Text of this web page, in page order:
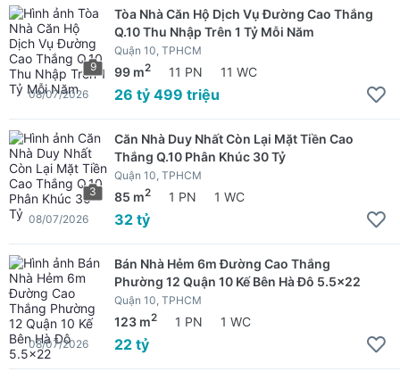
9
Tòa Nhà Căn Hộ Dịch Vụ Đường Cao Thắng
Q.10 Thu Nhập Trên 1 Tỷ Mỗi Năm
Quận 10, TPHCM
99 m2 11 PN 11 WC
26 tỷ 499 triệu
08/07/2026
3
Căn Nhà Duy Nhất Còn Lại Mặt Tiền Cao
Thắng Q.10 Phân Khúc 30 Tỷ
Quận 10, TPHCM
85 m2 1 PN 1 WC
32 tỷ
08/07/2026
Bán Nhà Hẻm 6m Đường Cao Thắng
Phường 12 Quận 10 Kế Bên Hà Đô 5.5x22
Quận 10, TPHCM
123 m2 1 PN 1 WC
22 tỷ
08/07/2026